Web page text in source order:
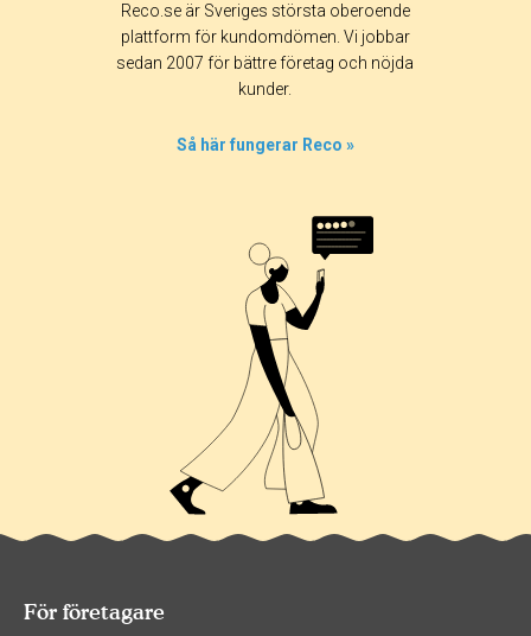
Reco.se är Sveriges största oberoende
plattform för kundomdömen. Vi jobbar
sedan 2007 för bättre företag och nöjda
kunder.
Så här fungerar Reco »
För företagare